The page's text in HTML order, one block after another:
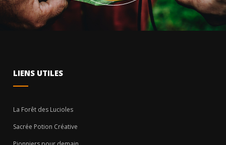
LIENS UTILES
La Forêt des Lucioles
Sacrée Potion Créative